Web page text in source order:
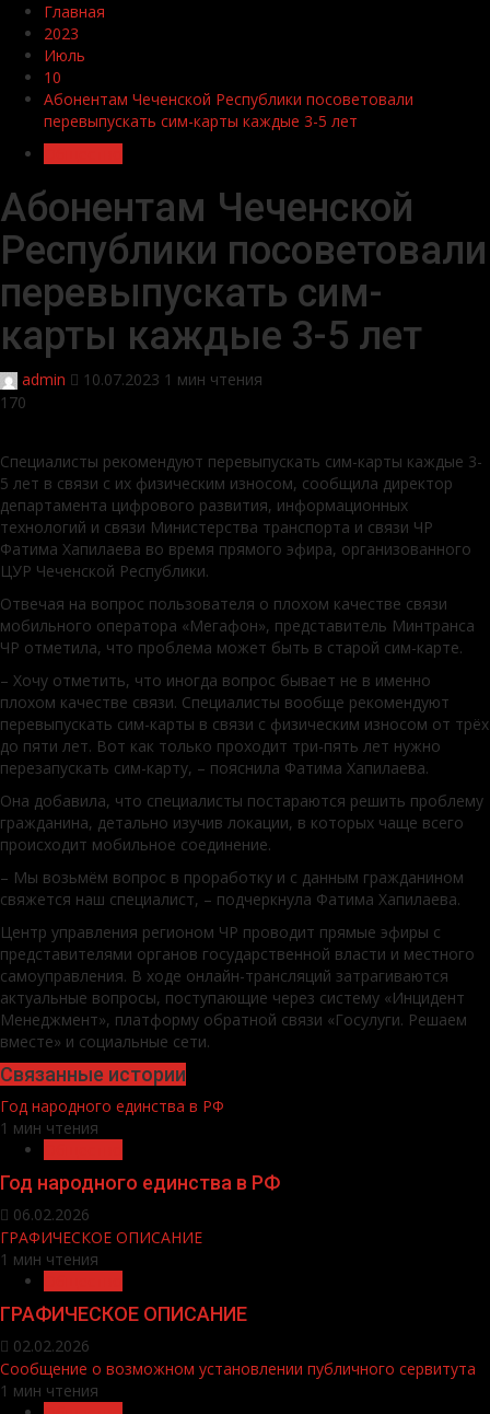
Главная
2023
Июль
10
Абонентам Чеченской Республики посоветовали
перевыпускать сим-карты каждые 3-5 лет
Абонентам Чеченской
Республики посоветовали
перевыпускать сим-
карты каждые 3-5 лет
admin 10.07.2023 1 мин чтения
170
Специалисты рекомендуют перевыпускать сим-карты каждые 3-
5 лет в связи с их физическим износом, сообщила директор
департамента цифрового развития, информационных
технологий и связи Министерства транспорта и связи ЧР
Фатима Хапилаева во время прямого эфира, организованного
ЦУР Чеченской Республики.
Отвечая на вопрос пользователя о плохом качестве связи
мобильного оператора «Мегафон», представитель Минтранса
ЧР отметила, что проблема может быть в старой сим-карте.
– Хочу отметить, что иногда вопрос бывает не в именно
плохом качестве связи. Специалисты вообще рекомендуют
перевыпускать сим-карты в связи с физическим износом от трёх
до пяти лет. Вот как только проходит три-пять лет нужно
перезапускать сим-карту, – пояснила Фатима Хапилаева.
Она добавила, что специалисты постараются решить проблему
гражданина, детально изучив локации, в которых чаще всего
происходит мобильное соединение.
– Мы возьмём вопрос в проработку и с данным гражданином
свяжется наш специалист, – подчеркнула Фатима Хапилаева.
Центр управления регионом ЧР проводит прямые эфиры с
представителями органов государственной власти и местного
самоуправления. В ходе онлайн-трансляций затрагиваются
актуальные вопросы, поступающие через систему «Инцидент
Менеджмент», платформу обратной связи «Госулуги. Решаем
вместе» и социальные сети.
Связанные истории
Год народного единства в РФ
1 мин чтения
Год народного единства в РФ
06.02.2026
ГРАФИЧЕСКОЕ ОПИСАНИЕ
1 мин чтения
ГРАФИЧЕСКОЕ ОПИСАНИЕ
02.02.2026
Сообщение о возможном установлении публичного сервитута
1 мин чтения